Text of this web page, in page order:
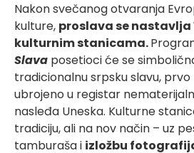
Nakon svečanog otvaranja
kulture, proslava se nastavlja
kulturnim stanicama.
Slava posetioci će se
tradicionalnu srpsku slavu,
ubrojeno u registar
nasleđa Uneska. Kulturne
tradiciju, ali na nov način – uz
tamburaša i izložbu